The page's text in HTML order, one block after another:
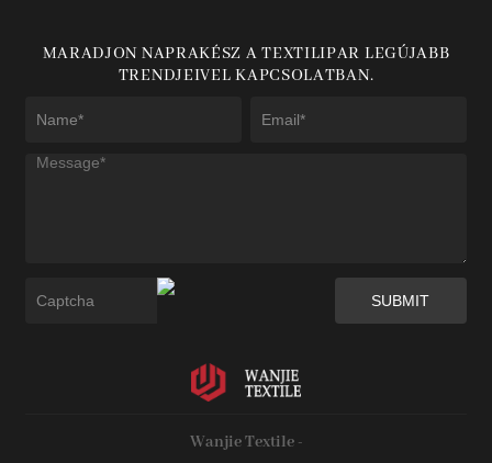
MARADJON NAPRAKÉSZ A TEXTILIPAR LEGÚJABB
TRENDJEIVEL KAPCSOLATBAN.
Wanjie Textile -